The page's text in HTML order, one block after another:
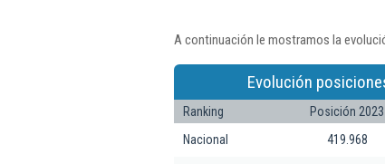
A continuación le mostramos la
Evolución
Ranking Posición 2023
Nacional
419.968